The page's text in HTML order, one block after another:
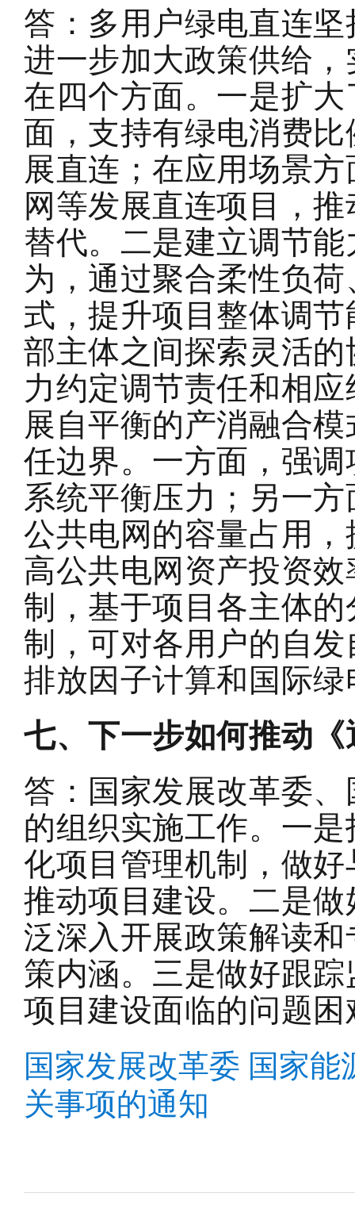
答：多用户绿电直连
进一步加大政策供给
在四个方面。 一是扩
面，支持有绿电消费
展直连；在应用场景
网等发展直连项目，
替代。 二是建立调节
为， 通过聚合柔性负荷
式 ，提升项目整体调节
部主体之间探索灵活
力约定调节责任和相
展自平衡的产消融合
任边界。一方面，强
系统平衡压力；另一
公共电网的容量占用
高公共电网资产投资效
制 ， 基于项目各主体的
制 ，可对各用户的自
排放因子计算和国际
七、下一步如何推动
答：国家发展改革委
的组织实施工作。 一是
化项目管理机制，做
推动项目建设。 二是做
泛深入开展政策解读
策内涵。 三是做好跟
项目建设面临的问题
国家发展改革委 国家
关事项的通知